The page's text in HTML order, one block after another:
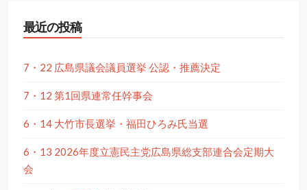
最近の投稿
7・22 広島県議会議員選挙 公認・推薦決定
7・12 第1回県連常任幹事会
6・14 大竹市長選挙・福田ひろみ氏当選
6・13 2026年度立憲民主党広島県総支部連合会定期大
会